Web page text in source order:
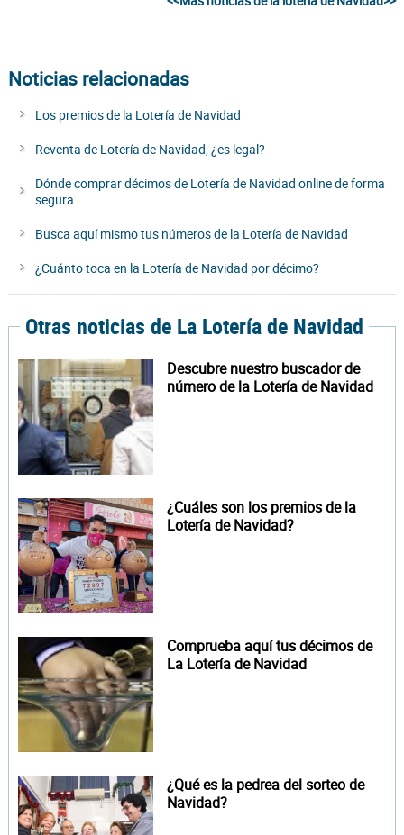
Noticias relacionadas
Los premios de la Lotería de Navidad
Reventa de Lotería de Navidad, ¿es legal?
Dónde comprar décimos de Lotería de Navidad online de forma
segura
Busca aquí mismo tus números de la Lotería de Navidad
¿Cuánto toca en la Lotería de Navidad por décimo?
Otras noticias de La Lotería de Navidad
Descubre nuestro buscador de
número de la Lotería de Navidad
¿Cuáles son los premios de la
Lotería de Navidad?
Comprueba aquí tus décimos de
La Lotería de Navidad
¿Qué es la pedrea del sorteo de
Navidad?